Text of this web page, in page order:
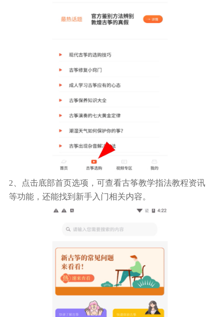
2、点击底部首页选项，可查看古筝教学指法教程资讯
等功能，还能找到新手入门相关内容。